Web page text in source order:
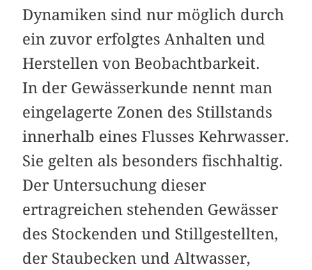
Dynamiken sind nur möglich durch
ein zuvor erfolgtes Anhalten und
Herstellen von Beobachtbarkeit.
In der Gewässerkunde nennt man
eingelagerte Zonen des Stillstands
innerhalb eines Flusses Kehrwasser.
Sie gelten als besonders fischhaltig.
Der Untersuchung dieser
ertragreichen stehenden Gewässer
des Stockenden und Stillgestellten,
der Staubecken und Altwasser,